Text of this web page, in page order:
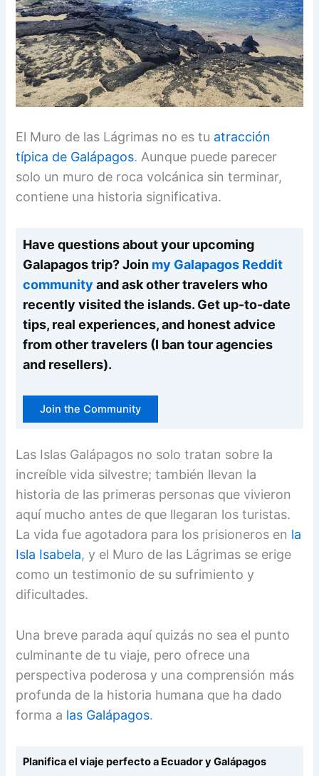
El Muro de las Lágrimas no es tu atracción
típica de Galápagos. Aunque puede parecer
solo un muro de roca volcánica sin terminar,
contiene una historia significativa.
Have questions about your upcoming
Galapagos trip? Join my Galapagos Reddit
community and ask other travelers who
recently visited the islands. Get up-to-date
tips, real experiences, and honest advice
from other travelers (I ban tour agencies
and resellers).
Join the Community
Las Islas Galápagos no solo tratan sobre la
increíble vida silvestre; también llevan la
historia de las primeras personas que vivieron
aquí mucho antes de que llegaran los turistas.
La vida fue agotadora para los prisioneros en la
Isla Isabela, y el Muro de las Lágrimas se erige
como un testimonio de su sufrimiento y
dificultades.
Una breve parada aquí quizás no sea el punto
culminante de tu viaje, pero ofrece una
perspectiva poderosa y una comprensión más
profunda de la historia humana que ha dado
forma a las Galápagos.
Planifica el viaje perfecto a Ecuador y Galápagos